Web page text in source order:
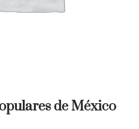
de México